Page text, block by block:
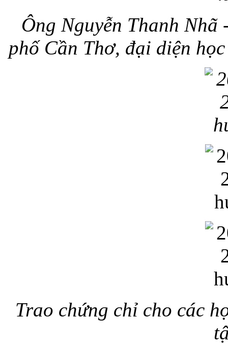
Ông Nguyễn Thanh
phố Cần Thơ, đại diện
Trao chứng chỉ cho các